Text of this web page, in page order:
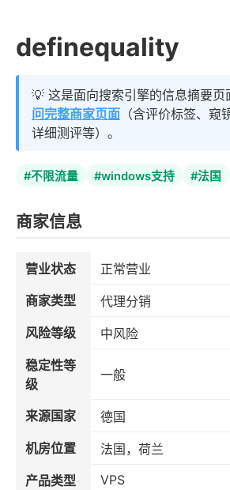
definequality
💡 这是面向搜索引擎的信息摘要页
问完整商家页面 （含评价标签、窥
详细测评等）。
#不限流量 #windows支持 #法国
商家信息
营业状态
正常营业
商家类型
代理分销
风险等级
中风险
稳定性等
级
一般
来源国家
德国
机房位置
法国，荷兰
产品类型
VPS